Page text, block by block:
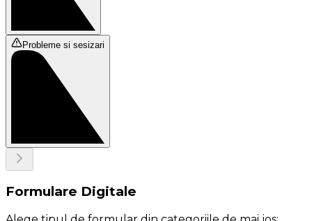
Probleme si sesizari
Formulare Digitale